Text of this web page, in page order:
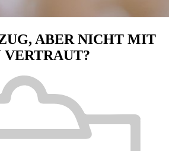
ABER NICHT MIT
VERTRAUT?